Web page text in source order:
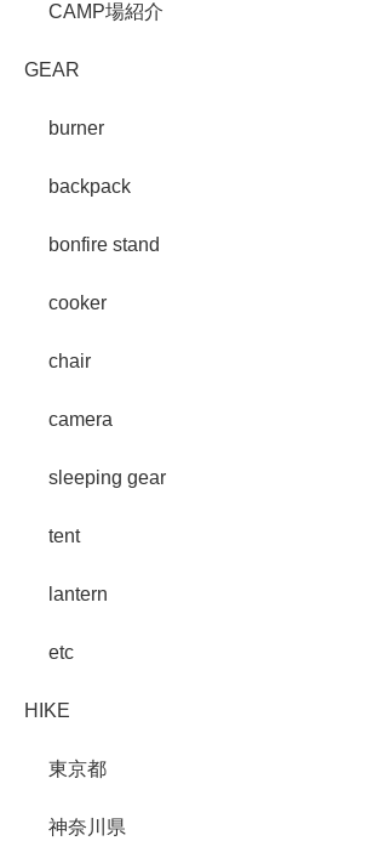
CAMP場紹介
GEAR
burner
backpack
bonfire stand
cooker
chair
camera
sleeping gear
tent
lantern
etc
HIKE
東京都
神奈川県